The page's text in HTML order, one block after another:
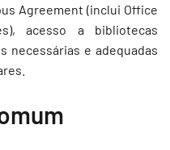
Agreement (inclui Office
acesso a bibliotecas
necessárias e adequadas